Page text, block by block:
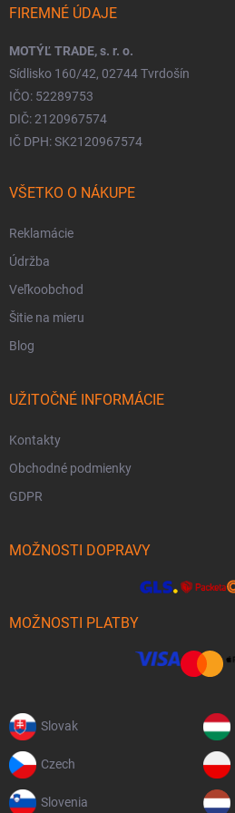
FIREMNÉ ÚDAJE
MOTÝĽ TRADE, s. r. o.
Sídlisko 160/42, 02744 Tvrdošín
IČO: 52289753
DIČ: 2120967574
IČ DPH: SK2120967574
VŠETKO O NÁKUPE
Reklamácie
Údržba
Veľkoobchod
Šitie na mieru
Blog
UŽITOČNÉ INFORMÁCIE
Kontakty
Obchodné podmienky
GDPR
MOŽNOSTI DOPRAVY
MOŽNOSTI PLATBY
Slovak
Czech
Slovenia